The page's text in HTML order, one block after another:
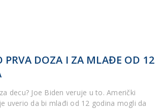
PRVA DOZA I ZA MLAĐE OD 12
decu? Joe Biden veruje u to. Američki
uverio da bi mlađi od 12 godina mogli da